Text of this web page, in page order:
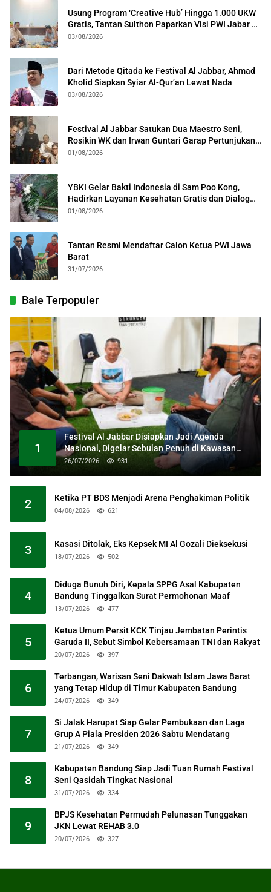
Usung Program ‘Creative Hub’ Hingga 1.000 UKW
Gratis, Tantan Sulthon Paparkan Visi PWI Jabar di
Kota Bogor
03/08/2026
Dari Metode Qitada ke Festival Al Jabbar, Ahmad
Kholid Siapkan Syiar Al-Qur’an Lewat Nada
03/08/2026
Festival Al Jabbar Satukan Dua Maestro Seni,
Rosikin WK dan Irwan Guntari Garap Pertunjukan
Kolosal
01/08/2026
YBKI Gelar Bakti Indonesia di Sam Poo Kong,
Hadirkan Layanan Kesehatan Gratis dan Dialog
Kebangsaan
01/08/2026
Tantan Resmi Mendaftar Calon Ketua PWI Jawa
Barat
31/07/2026
Bale Terpopuler
1
Festival Al Jabbar Disiapkan Jadi Agenda
Nasional, Digelar Sebulan Penuh di Kawasan
Masjid Raya Al Jabbar
26/07/2026 931
2 Ketika PT BDS Menjadi Arena Penghakiman Politik
04/08/2026 621
3 Kasasi Ditolak, Eks Kepsek MI Al Gozali Dieksekusi
18/07/2026 502
4
Diduga Bunuh Diri, Kepala SPPG Asal Kabupaten
Bandung Tinggalkan Surat Permohonan Maaf
13/07/2026 477
5
Ketua Umum Persit KCK Tinjau Jembatan Perintis
Garuda II, Sebut Simbol Kebersamaan TNI dan Rakyat
20/07/2026 397
6
Terbangan, Warisan Seni Dakwah Islam Jawa Barat
yang Tetap Hidup di Timur Kabupaten Bandung
24/07/2026 349
7
Si Jalak Harupat Siap Gelar Pembukaan dan Laga
Grup A Piala Presiden 2026 Sabtu Mendatang
21/07/2026 349
8
Kabupaten Bandung Siap Jadi Tuan Rumah Festival
Seni Qasidah Tingkat Nasional
31/07/2026 334
9
BPJS Kesehatan Permudah Pelunasan Tunggakan
JKN Lewat REHAB 3.0
20/07/2026 327